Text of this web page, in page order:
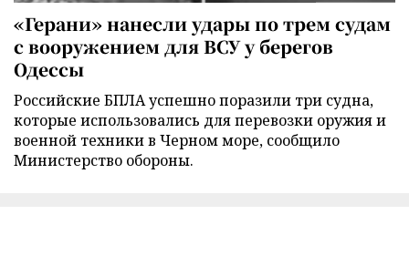
«Герани» нанесли удары по трем судам
с вооружением для ВСУ у берегов
Одессы
Российские БПЛА успешно поразили три судна,
которые использовались для перевозки оружия и
военной техники в Черном море, сообщило
Министерство обороны.